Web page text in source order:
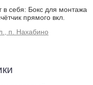
в себя: Бокс для монтажа
прямого вкл.
п. Нахабино